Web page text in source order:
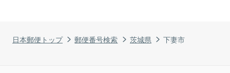
日本郵便トップ 郵便番号検索 茨城県 下妻市